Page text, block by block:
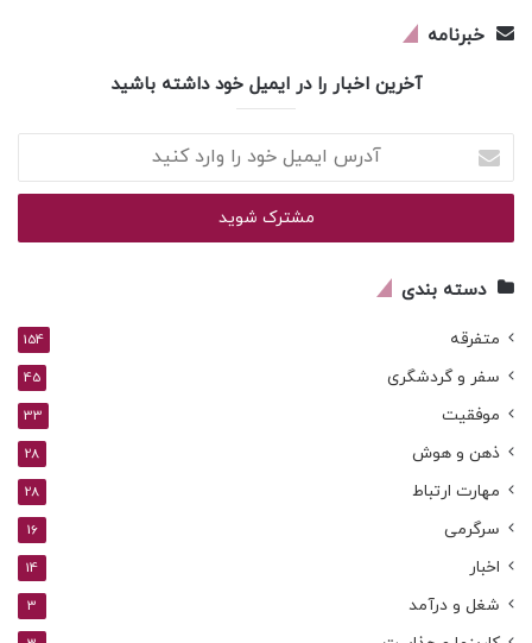
خبرنامه
آخرین اخبار را در ایمیل خود داشته باشید
ایمیل
خود
وارد
دسته بندی
متفرقه 154
سفر و گردشگری 45
موفقیت 33
ذهن و هوش 28
مهارت ارتباط 28
سرگرمی 16
اخبار 14
شغل و درآمد 3